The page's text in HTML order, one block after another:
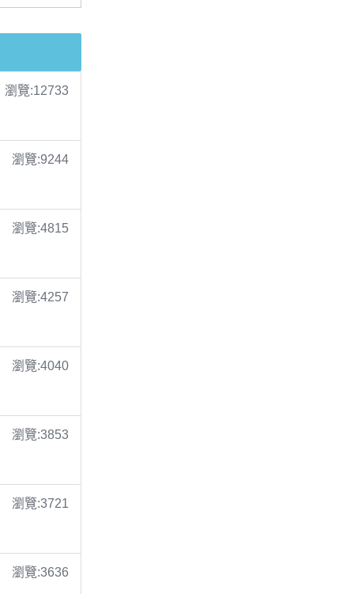
瀏覽:12733
瀏覽:9244
瀏覽:4815
瀏覽:4257
瀏覽:4040
瀏覽:3853
瀏覽:3721
瀏覽:3636